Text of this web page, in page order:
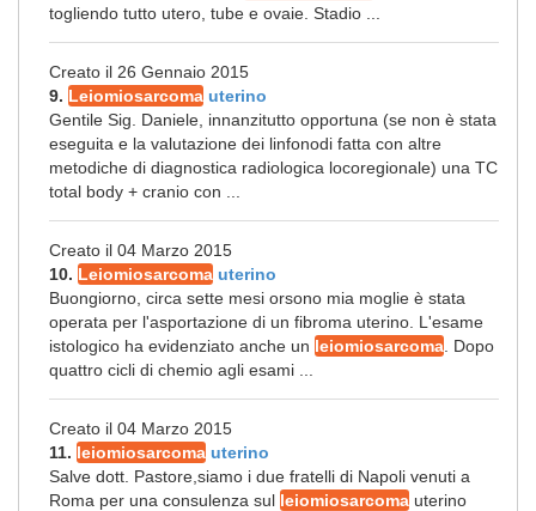
togliendo tutto utero, tube e ovaie. Stadio ...
Creato il 26 Gennaio 2015
9. Leiomiosarcoma uterino
Gentile Sig. Daniele, innanzitutto opportuna (se non è stata
eseguita e la valutazione dei linfonodi fatta con altre
metodiche di diagnostica radiologica locoregionale) una TC
total body + cranio con ...
Creato il 04 Marzo 2015
10. Leiomiosarcoma uterino
Buongiorno, circa sette mesi orsono mia moglie è stata
operata per l'asportazione di un fibroma uterino. L'esame
istologico ha evidenziato anche un leiomiosarcoma . Dopo
quattro cicli di chemio agli esami ...
Creato il 04 Marzo 2015
11. leiomiosarcoma uterino
Salve dott. Pastore,siamo i due fratelli di Napoli venuti a
Roma per una consulenza sul leiomiosarcoma uterino